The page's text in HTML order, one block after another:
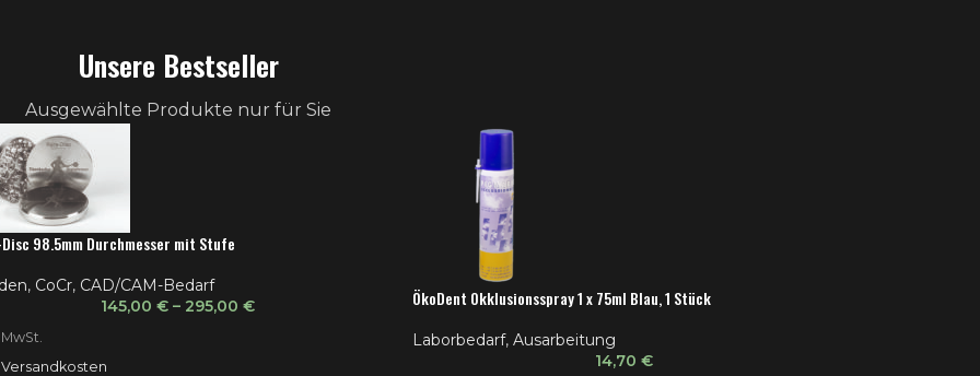
Unsere Bestseller
Ausgewählte Produkte nur für Sie
Disc 98.5mm Durchmesser mit Stufe
, CoCr, CAD/CAM-Bedarf
145,00€ – 295,00€
Versandkosten
ÖkoDent Okklusionsspray 1 x 75ml Blau, 1 Stück
Laborbedarf, Ausarbeitung
14,70 €